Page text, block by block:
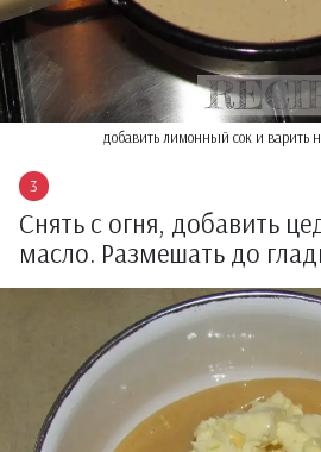
добавить лимонный сок и варить
Снять с огня, добавить
масло. Размешать до